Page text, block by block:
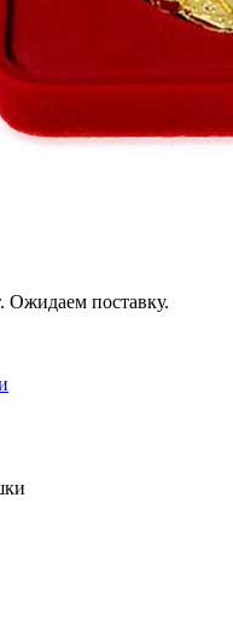
Ожидаем поставку.